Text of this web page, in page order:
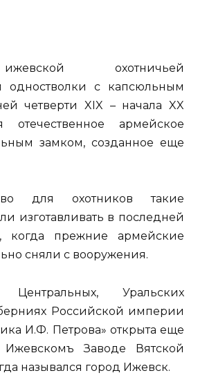
охотничьей
одностволки с капсюльным
четверти XIX – начала XX
отечественное армейское
замком, созданное еще
для охотников такие
изготавливать в последней
когда прежние армейские
сняли с вооружения.
Уральских
Российской империи
И.Ф. Петрова» открыта еще
Заводе Вятской
назывался город Ижевск.